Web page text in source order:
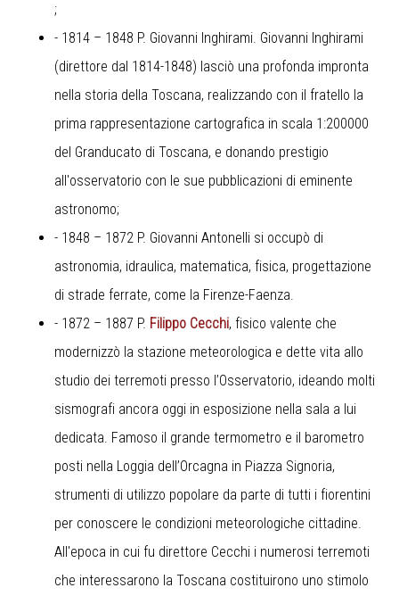
;
- 1814 – 1848 P. Giovanni Inghirami. Giovanni Inghirami
(direttore dal 1814-1848) lasciò una profonda impronta
nella storia della Toscana, realizzando con il fratello la
prima rappresentazione cartografica in scala 1:200000
del Granducato di Toscana, e donando prestigio
all'osservatorio con le sue pubblicazioni di eminente
astronomo;
- 1848 – 1872 P. Giovanni Antonelli si occupò di
astronomia, idraulica, matematica, fisica, progettazione
di strade ferrate, come la Firenze-Faenza.
- 1872 – 1887 P. Filippo Cecchi, fisico valente che
modernizzò la stazione meteorologica e dette vita allo
studio dei terremoti presso l’Osservatorio, ideando molti
sismografi ancora oggi in esposizione nella sala a lui
dedicata. Famoso il grande termometro e il barometro
posti nella Loggia dell’Orcagna in Piazza Signoria,
strumenti di utilizzo popolare da parte di tutti i fiorentini
per conoscere le condizioni meteorologiche cittadine.
All'epoca in cui fu direttore Cecchi i numerosi terremoti
che interessarono la Toscana costituirono uno stimolo